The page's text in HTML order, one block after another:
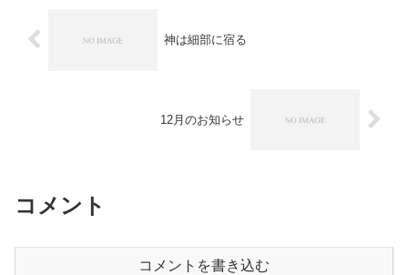
神は細部に宿る
12月のお知らせ
コメント
コメントを書き込む